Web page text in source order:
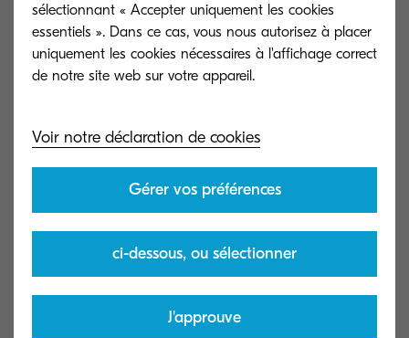
sélectionnant « Accepter uniquement les cookies
essentiels ». Dans ce cas, vous nous autorisez à placer
uniquement les cookies nécessaires à l'affichage correct
de notre site web sur votre appareil.
Voir notre déclaration de cookies
Gérer vos préférences
ci-dessous, ou sélectionner
J'approuve